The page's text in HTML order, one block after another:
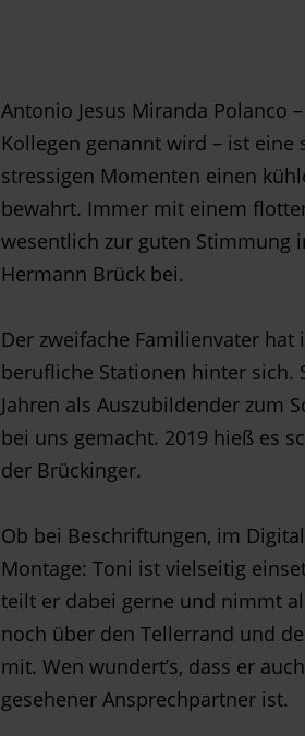
Antonio Jesus Miranda Polanco
Kollegen genannt wird – ist
stressigen Momenten einen
bewahrt. Immer mit einem
wesentlich zur guten Stimmung
Hermann Brück bei.
Der zweifache Familienvater
berufliche Stationen hinter sich.
Jahren als Auszubildender zum
bei uns gemacht. 2019 hieß es
der Brückinger.
Ob bei Beschriftungen, im
Montage: Toni ist vielseitig
teilt er dabei gerne und nimmt
noch über den Tellerrand und
mit. Wen wundert’s, dass er
gesehener Ansprechpartner ist.